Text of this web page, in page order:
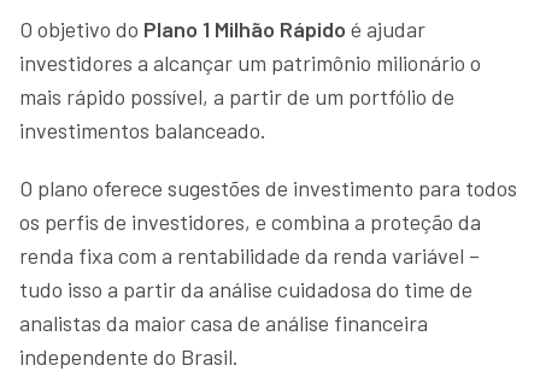
O objetivo do Plano 1 Milhão Rápido é ajudar
investidores a alcançar um patrimônio milionário o
mais rápido possível, a partir de um portfólio de
investimentos balanceado.
O plano oferece sugestões de investimento para todos
os perfis de investidores, e combina a proteção da
renda fixa com a rentabilidade da renda variável –
tudo isso a partir da análise cuidadosa do time de
analistas da maior casa de análise financeira
independente do Brasil.